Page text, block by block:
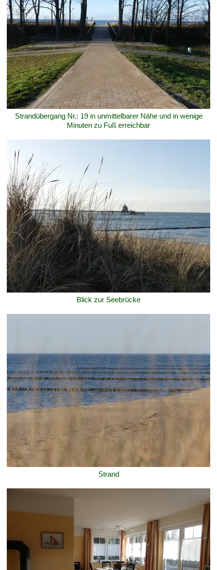
Strandübergang Nr.: 19 in unmittelbarer Nähe und in wenige
Minuten zu Fuß erreichbar
Blick zur Seebrücke
Strand